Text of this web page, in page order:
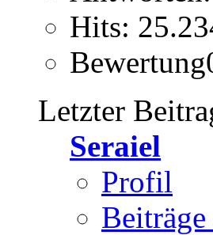
Hits:
Letzter
Seraiel
Profil
Beiträge